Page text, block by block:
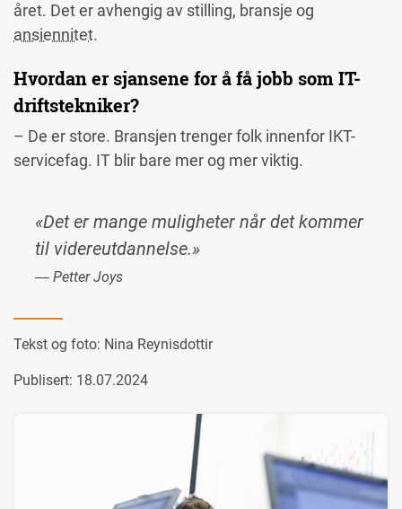
Tekst og foto: Nina Reynisdottir
Publisert: 18.07.2024
«Det er mange muligheter når det kommer
til videreutdannelse.»
― Petter Joys
året. Det er avhengig av stilling, bransje og
ansiennitet.
Hvordan er sjansene for å få jobb som IT-
driftstekniker?
– De er store. Bransjen trenger folk innenfor IKT-
servicefag. IT blir bare mer og mer viktig.